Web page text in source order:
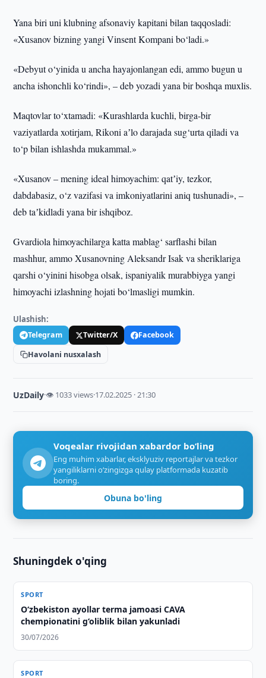
Yana biri uni klubning afsonaviy kapitani bilan taqqosladi:
«Xusanov bizning yangi Vinsent Kompani bo‘ladi.»
«Debyut o‘yinida u ancha hayajonlangan edi, ammo bugun u
ancha ishonchli ko‘rindi», – deb yozadi yana bir boshqa muxlis.
Maqtovlar to‘xtamadi: «Kurashlarda kuchli, birga-bir
vaziyatlarda xotirjam, Rikoni aʼlo darajada sug‘urta qiladi va
to‘p bilan ishlashda mukammal.»
«Xusanov – mening ideal himoyachim: qatʼiy, tezkor,
dabdabasiz, o‘z vazifasi va imkoniyatlarini aniq tushunadi», –
deb taʼkidladi yana bir ishqiboz.
Gvardiola himoyachilarga katta mablag‘ sarflashi bilan
mashhur, ammo Xusanovning Aleksandr Isak va sheriklariga
qarshi o‘yinini hisobga olsak, ispaniyalik murabbiyga yangi
himoyachi izlashning hojati bo‘lmasligi mumkin.
Ulashish:
Telegram Twitter/X
Facebook
Havolani nusxalash
UzDaily·👁 1033 views·17.02.2025 · 21:30
Voqealar rivojidan xabardor bo‘ling
Eng muhim xabarlar, eksklyuziv reportajlar va tezkor
yangiliklarni o‘zingizga qulay platformada kuzatib
boring.
Obuna bo'ling
Shuningdek o'qing
SPORT
O‘zbekiston ayollar terma jamoasi CAVA
chempionatini g‘oliblik bilan yakunladi
30/07/2026
SPORT